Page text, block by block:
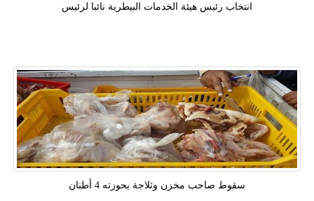
انتخاب رئيس هيئة الخدمات البيطرية نائبا لرئيس
سقوط صاحب مخزن وثلاجة بحوزته 4 أطنان